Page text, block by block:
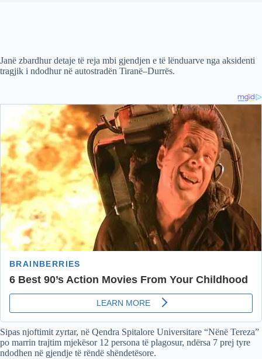
Janë zbardhur detaje të reja mbi gjendjen e të lënduarve nga aksidenti
tragjik i ndodhur në autostradën Tiranë–Durrës.
Sipas njoftimit zyrtar, në Qendra Spitalore Universitare “Nënë Tereza”
po marrin trajtim mjekësor 12 persona të plagosur, ndërsa 7 prej tyre
ndodhen në gjendje të rëndë shëndetësore.